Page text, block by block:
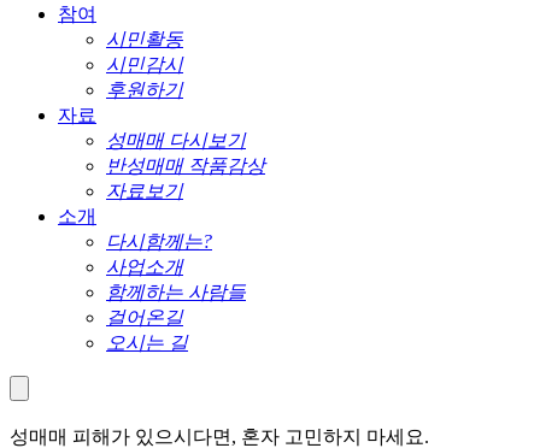
참여
시민활동
시민감시
후원하기
자료
성매매 다시보기
반성매매 작품감상
자료보기
소개
다시함께는?
사업소개
함께하는 사람들
걸어온길
오시는 길
성매매 피해가 있으시다면, 혼자 고민하지 마세요.